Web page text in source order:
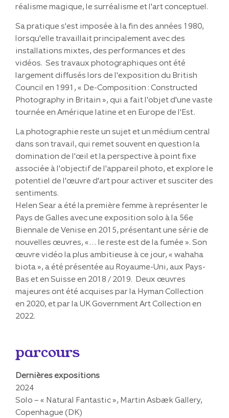
réalisme magique, le surréalisme et l'art conceptuel.
Sa pratique s'est imposée à la fin des années 1980,
lorsqu'elle travaillait principalement avec des
installations mixtes, des performances et des
vidéos. Ses travaux photographiques ont été
largement diffusés lors de l'exposition du British
Council en 1991, « De-Composition : Constructed
Photography in Britain », qui a fait l'objet d'une vaste
tournée en Amérique latine et en Europe de l'Est.
La photographie reste un sujet et un médium central
dans son travail, qui remet souvent en question la
domination de l'œil et la perspective à point fixe
associée à l'objectif de l'appareil photo, et explore le
potentiel de l'œuvre d'art pour activer et susciter des
sentiments.
Helen Sear a été la première femme à représenter le
Pays de Galles avec une exposition solo à la 56e
Biennale de Venise en 2015, présentant une série de
nouvelles œuvres, «… le reste est de la fumée ». Son
œuvre vidéo la plus ambitieuse à ce jour, « wahaha
biota », a été présentée au Royaume-Uni, aux Pays-
Bas et en Suisse en 2018 / 2019. Deux œuvres
majeures ont été acquises par la Hyman Collection
en 2020, et par la UK Government Art Collection en
2022.
parcours
Dernières expositions
2024
Solo – « Natural Fantastic », Martin Asbæk Gallery,
Copenhague (DK)